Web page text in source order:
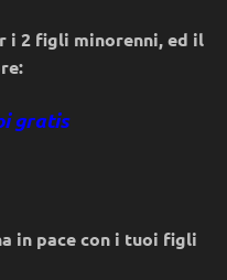
i 2 figli minorenni, ed il
gratis
in pace con i tuoi figli